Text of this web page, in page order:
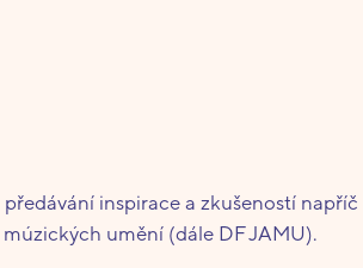
inspirace a zkušeností
umění (dále DF JAMU).